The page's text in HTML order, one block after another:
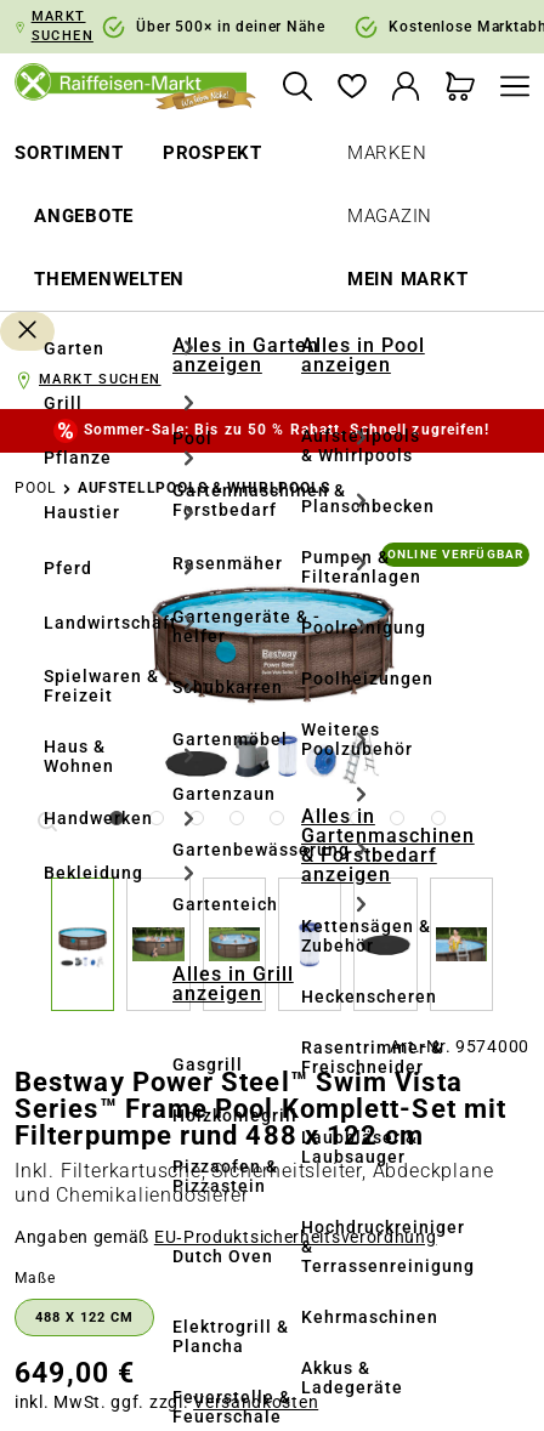
Zur Hauptnavigation springen
MARKT
SUCHEN
Über 500× in deiner Nähe Kostenlose
SORTIMENT PROSPEKT
ANGEBOTE
THEMENWELTEN
MARKEN
MAGAZIN
MEIN MARKT
Garten
Grill
Pflanze
Haustier
Pferd
Landwirtschaft
Spielwaren &
Freizeit
Haus &
Wohnen
Handwerken
Bekleidung
Alles in Garten
anzeigen
Pool
Gartenmaschinen &
Forstbedarf
Rasenmäher
Gartengeräte & -
helfer
Schubkarren
Gartenmöbel
Gartenzaun
Gartenbewässerung
Gartenteich
Alles in Grill
anzeigen
Gasgrill
Holzkohlegrill
Pizzaofen &
Pizzastein
Dutch Oven
Elektrogrill &
Plancha
Feuerstelle &
Feuerschale
Alles in Pool
anzeigen
Aufstellpools
& Whirlpools
Planschbecken
Pumpen &
Filteranlagen
Poolreinigung
Poolheizungen
Weiteres
Poolzubehör
Alles in
Gartenmaschinen
& Forstbedarf
anzeigen
Kettensägen &
Zubehör
Heckenscheren
Rasentrimmer &
Freischneider
Laubbläser &
Laubsauger
Hochdruckreiniger
&
Terrassenreinigung
Kehrmaschinen
Akkus &
Ladegeräte
MARKT SUCHEN
Sommer-Sale: Bis zu 50 % Rabatt. Schnell zugreifen!
POOL AUFSTELLPOOLS & WHIRLPOOLS
Bildergalerie überspringen ONLINE VERFÜGBAR
Art.-Nr. 9574000
Bestway Power Steel™ Swim Vista
Series™ Frame Pool Komplett-Set mit
Filterpumpe rund 488 x 122 cm
Inkl. Filterkartusche, Sicherheitsleiter, Abdeckplane
und Chemikaliendosierer
Angaben gemäß EU‑Produktsicherheitsverordnung
Maßeauswählen
488 X 122 CM
649,00 €
inkl. MwSt. ggf. zzgl.Versandkosten